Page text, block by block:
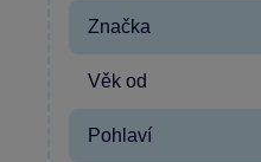
Značka
Věk od
Pohlaví